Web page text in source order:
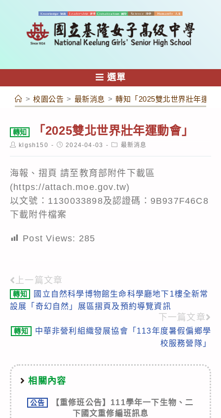
容
選單
> 校園公告 > 最新消息 > 轉知「2025雙北世界壯年運動
轉知 「2025雙北世界壯年運動會」
Postklgsh150
Post2024-04-03
Post最新消息
海報、摺頁 請至教育部附件下載區
(https://attach.moe.gov.tw)
以文號：1130033898及認證碼：9B937F46C8
下載附件檔案
Post Views: 285
Read
more
上一篇文章
轉知
國立自然科學博物館生命科學廳地下1樓全新常
設展「奇幻自然」展區摺頁及預約導覽資訊
下一篇文章
轉知
中華非營利組織發展協會「113年度暑假偏鄉學
校服務營隊」
相關內容
公告
【重修班公告】111學年一下生物、二
下國文重修編班訊息